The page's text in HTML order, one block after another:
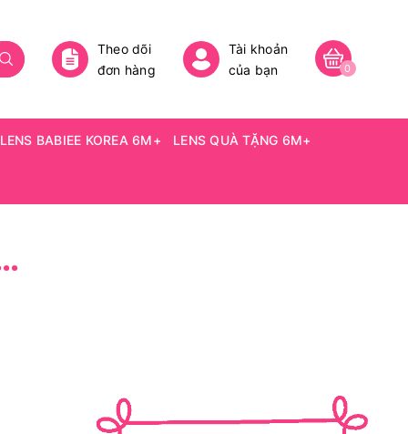
Theo dõi
đơn hàng
Tài khoản
của bạn
0
LENS BABIEE KOREA 6M+ LENS QUÀ TẶNG 6M+
- SIZE VỪA